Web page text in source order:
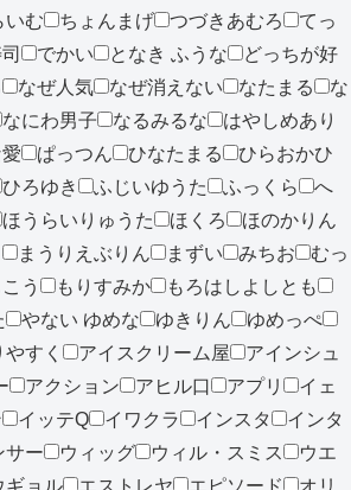
いむ ちょんまげ つづきあむろ
てっ
でかい となき ふうな
どっちが好
なぜ人気 なぜ消えない なたまる
な
なにわ男子 なるみるな
はやしめあり
ぱっつん ひなたまる
ひらおかひ
ひろゆき ふじいゆうた ふっくら
へ
ほうらいりゅうた ほくろ
ほのかりん
まうりえぶりん まずい みちお
むっ
う もりすみか
もろはしよしとも
やない ゆめな ゆきりん
ゆめっぺ
すく アイスクリーム屋
アインシュ
アクション アヒル口 アプリ
イェ
イッテQ イワクラ インスタ
インタ
サー ウィッグ ウィル・スミス
ウエ